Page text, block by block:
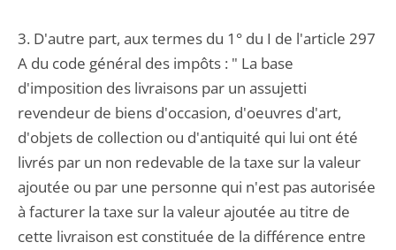
3. D'autre part, aux termes du 1° du I de l'article 297
A du code général des impôts : " La base
d'imposition des livraisons par un assujetti
revendeur de biens d'occasion, d'oeuvres d'art,
d'objets de collection ou d'antiquité qui lui ont été
livrés par un non redevable de la taxe sur la valeur
ajoutée ou par une personne qui n'est pas autorisée
à facturer la taxe sur la valeur ajoutée au titre de
cette livraison est constituée de la différence entre